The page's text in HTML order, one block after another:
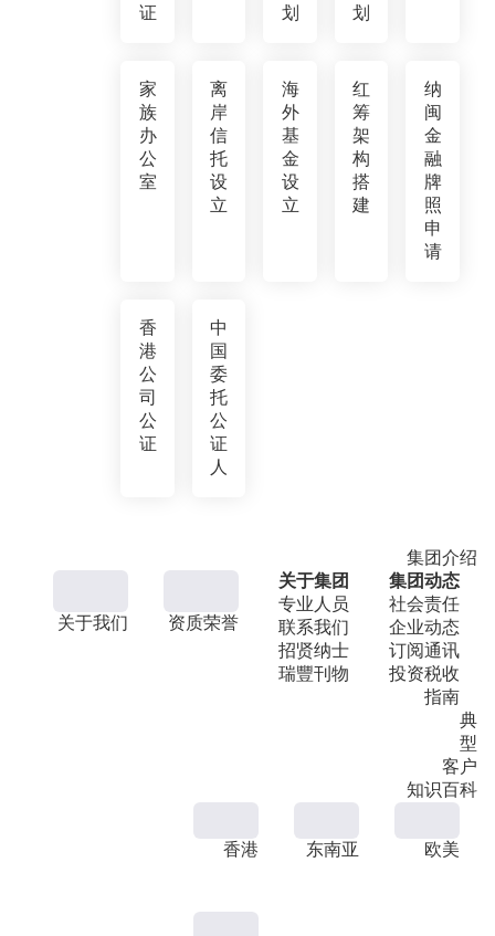
证
划
划
家
族
办
公
室
离
岸
信
托
设
立
海
外
基
金
设
立
红
筹
架
构
搭
建
纳
闽
金
融
牌
照
申
请
香
港
公
司
公
证
中
国
委
托
公
证
人
集团介绍
关于我们 资质荣誉
关于集团
专业人员
联系我们
招贤纳士
瑞豐刊物
集团动态
社会责任
企业动态
订阅通讯
投资税收
指南
典
型
客户
知识百科
香港 东南亚 欧美